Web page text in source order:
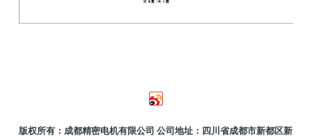
版权所有：成都精密电机有限公司 公司地址：四川省成都市新都区新